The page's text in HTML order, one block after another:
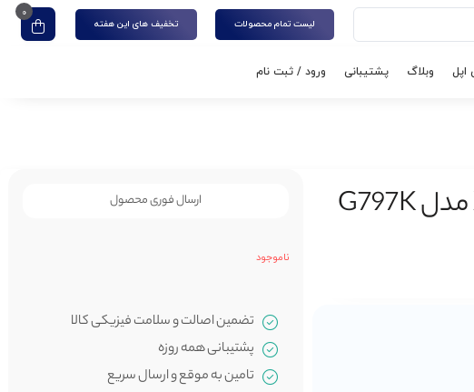
لیست تمام محصولات تخفیف های این هفته
0
اپل وبلاگ پشتیبانی ورود / ثبت نام
ارسال فوری محصول
ناموجود
تضمین اصالت و سلامت فیزیکی کالا
پشتیبانی همه روزه
تامین به موقع و ارسال سریع